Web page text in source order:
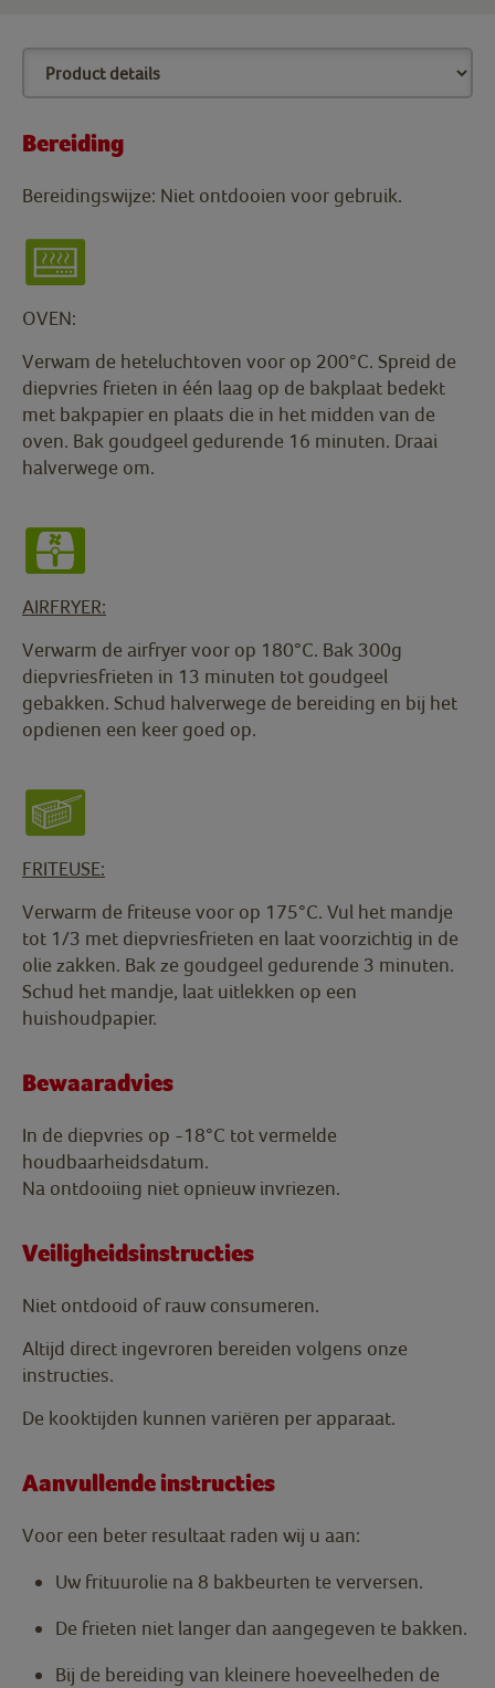
Bereiding
Bereidingswijze: Niet ontdooien voor gebruik.
OVEN:
Verwam de heteluchtoven voor op 200°C. Spreid de
diepvries frieten in één laag op de bakplaat bedekt
met bakpapier en plaats die in het midden van de
oven. Bak goudgeel gedurende 16 minuten. Draai
halverwege om.
AIRFRYER:
Verwarm de airfryer voor op 180°C. Bak 300g
diepvriesfrieten in 13 minuten tot goudgeel
gebakken. Schud halverwege de bereiding en bij het
opdienen een keer goed op.
FRITEUSE:
Verwarm de friteuse voor op 175°C. Vul het mandje
tot 1/3 met diepvriesfrieten en laat voorzichtig in de
olie zakken. Bak ze goudgeel gedurende 3 minuten.
Schud het mandje, laat uitlekken op een
huishoudpapier.
Bewaaradvies
In de diepvries op -18°C tot vermelde
houdbaarheidsdatum.
Na ontdooiing niet opnieuw invriezen.
Veiligheidsinstructies
Niet ontdooid of rauw consumeren.
Altijd direct ingevroren bereiden volgens onze
instructies.
De kooktijden kunnen variëren per apparaat.
Aanvullende instructies
Voor een beter resultaat raden wij u aan:
Uw frituurolie na 8 bakbeurten te verversen.
De frieten niet langer dan aangegeven te bakken.
Bij de bereiding van kleinere hoeveelheden de